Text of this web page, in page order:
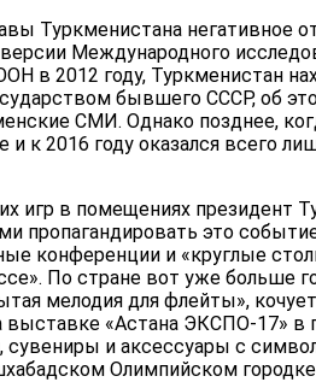
Туркменистана негативное
Международного
в 2012 году, Туркменистан
бывшего СССР, об
СМИ. Однако позднее,
к 2016 году оказался всего
игр в помещениях президент
пропагандировать это
конференции и «круглые
По стране вот уже больше
мелодия для флейты»,
выставке «Астана ЭКСПО-17» в
сувениры и аксессуары с
Олимпийском городке